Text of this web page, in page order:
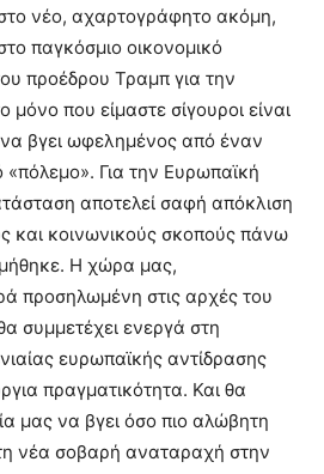
στο νέο, αχαρτογράφητο ακόμη,
παγκόσμιο οικονομικό
προέδρου Τραμπ για την
μόνο που είμαστε σίγουροι είναι
να βγει ωφελημένος από έναν
«πόλεμο». Για την Ευρωπαϊκή
αποτελεί σαφή απόκλιση
και κοινωνικούς σκοπούς πάνω
Η χώρα μας,
προσηλωμένη στις αρχές του
συμμετέχει ενεργά στη
ευρωπαϊκής αντίδρασης
πραγματικότητα. Και θα
μας να βγει όσο πιο αλώβητη
νέα σοβαρή αναταραχή στην